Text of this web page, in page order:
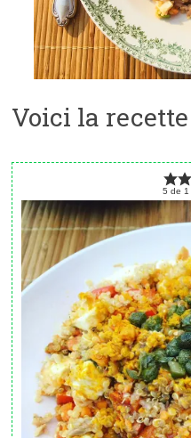
Voici la recette
5 de1